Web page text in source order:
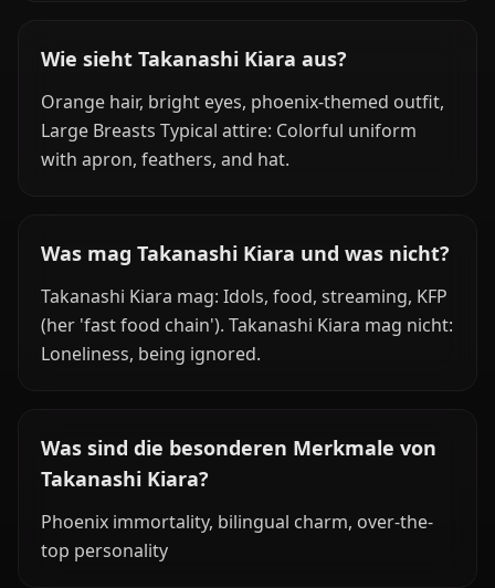
Wie sieht Takanashi Kiara aus?
Orange hair, bright eyes, phoenix-themed outfit,
Large Breasts Typical attire: Colorful uniform
with apron, feathers, and hat.
Was mag Takanashi Kiara und was nicht?
Takanashi Kiara mag: Idols, food, streaming, KFP
(her 'fast food chain'). Takanashi Kiara mag nicht:
Loneliness, being ignored.
Was sind die besonderen Merkmale von
Takanashi Kiara?
Phoenix immortality, bilingual charm, over-the-
top personality